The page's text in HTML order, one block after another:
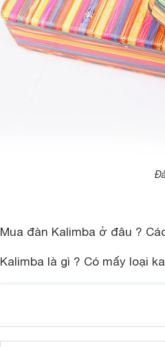
Mua đàn Kalimba ở đâu ?
Kalimba là gì ? Có mấy loại